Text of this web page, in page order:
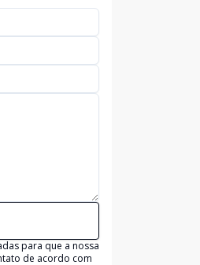
para que a nossa
de acordo com